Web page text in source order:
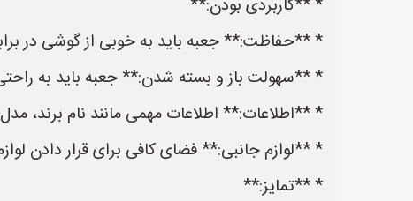
* **کاربردی بودن:**
* **حفاظت:** جعبه باید به خوبی از گوشی در
* **سهولت باز و بسته شدن:** جعبه باید به
* **اطلاعات:** اطلاعات مهمی مانند نام برند،
* **لوازم جانبی:** فضای کافی برای قرار دادن
* **تمایز:**